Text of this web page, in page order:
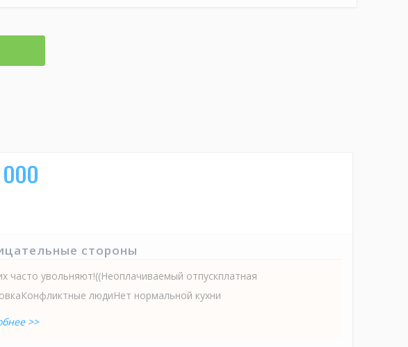
стороны
часто увольняют!((Неоплачиваемый отпускплатная
людиНет нормальной кухни
>>